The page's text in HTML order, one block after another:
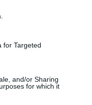
for Targeted
and/or Sharing
for which it